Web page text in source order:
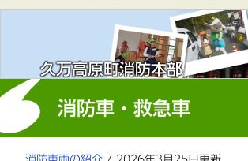
久万高原町消防本部
消防車・救急車